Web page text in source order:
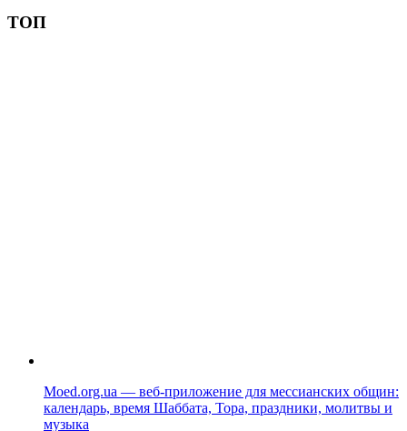
ТОП
Moed.org.ua — веб-приложение для мессианских общин:
календарь, время Шаббата, Тора, праздники, молитвы и
музыка